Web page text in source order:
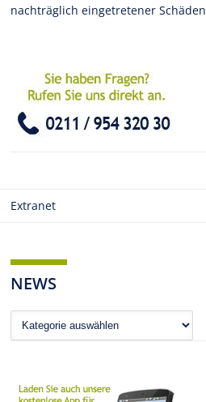
nachträglich eingetretener Schäden
Extranet
NEWS
News